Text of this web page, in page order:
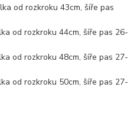
od rozkroku 43cm, šíře pas
od rozkroku 44cm, šíře pas 26-
od rozkroku 48cm, šíře pas 27-
od rozkroku 50cm, šíře pas 27-